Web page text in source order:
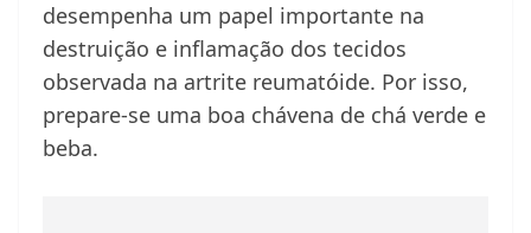
desempenha um papel importante na
destruição e inflamação dos tecidos
observada na artrite reumatóide. Por isso,
prepare-se uma boa chávena de chá verde e
beba.